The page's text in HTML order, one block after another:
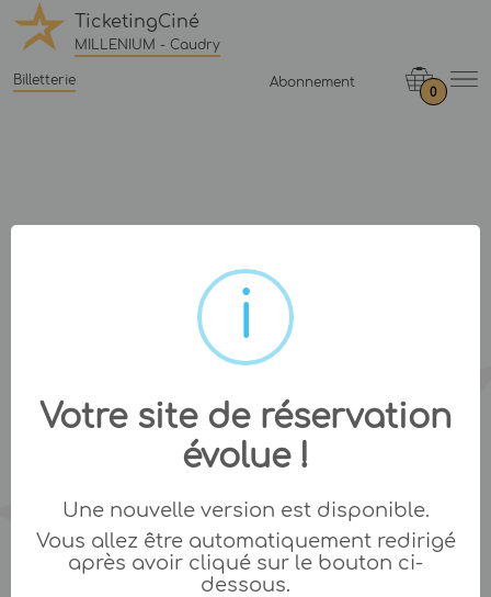
TicketingCiné
MILLENIUM - Caudry
Billetterie Abonnement
0
Votre site de réservation
évolue !
Une nouvelle version est disponible.
Vous allez être automatiquement redirigé
après avoir cliqué sur le bouton ci-
dessous.